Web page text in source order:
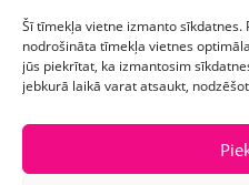
Šī tīmekļa vietne izmanto
nodrošināta tīmekļa vietnes
jūs piekrītat, ka izmantosim
jebkurā laikā varat atsaukt,
Prezentreklāmas aģentūra
Reģ.nr.: 40103625328